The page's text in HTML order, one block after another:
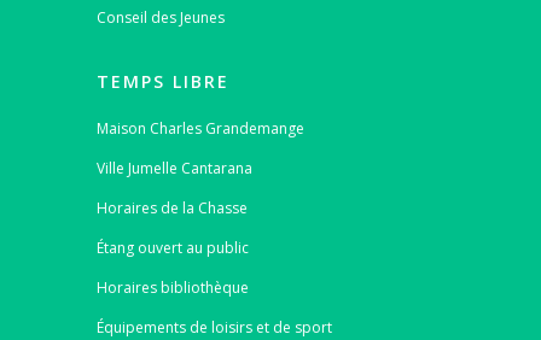
Conseil des Jeunes
TEMPS LIBRE
Maison Charles Grandemange
Ville Jumelle Cantarana
Horaires de la Chasse
Étang ouvert au public
Horaires bibliothèque
Équipements de loisirs et de sport